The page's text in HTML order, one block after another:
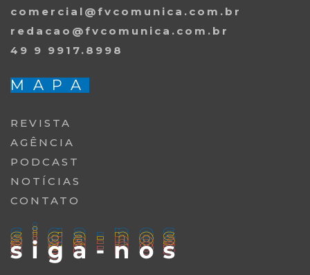
comercial@fvcomunica.com.br
redacao@fvcomunica.com.br
49 9 9917.8998
MAPA
REVISTA
AGÊNCIA
PODCAST
NOTÍCIAS
CONTATO